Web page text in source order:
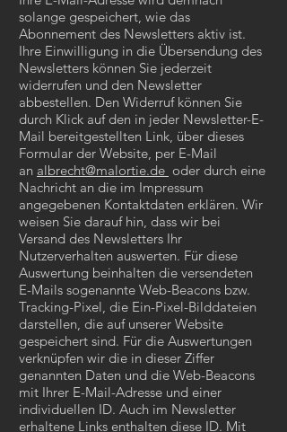
solange gespeichert, wie das
Abonnement des Newsletters aktiv ist.
Ihre Einwilligung in die Übersendung des
Newsletters können Sie jederzeit
widerrufen und den Newsletter
abbestellen. Den Widerruf können Sie
durch Klick auf den in jeder Newsletter-E-
Mail bereitgestellten Link, über dieses
Formular der Website, per E-Mail
an albrecht@malortie.de oder durch eine
Nachricht an die im Impressum
angegebenen Kontaktdaten erklären. Wir
weisen Sie darauf hin, dass wir bei
Versand des Newsletters Ihr
Nutzerverhalten auswerten. Für diese
Auswertung beinhalten die versendeten
E-Mails sogenannte Web-Beacons bzw.
Tracking-Pixel, die Ein-Pixel-Bilddateien
darstellen, die auf unserer Website
gespeichert sind. Für die Auswertungen
verknüpfen wir die in dieser Ziffer
genannten Daten und die Web-Beacons
mit Ihrer E-Mail-Adresse und einer
individuellen ID. Auch im Newsletter
erhaltene Links enthalten diese ID. Mit